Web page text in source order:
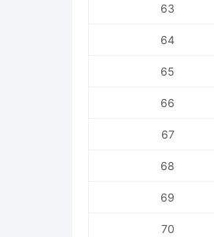
63
64
65
66
67
68
69
70